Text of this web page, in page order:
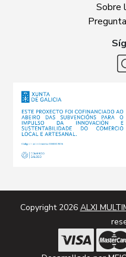
Sobre
Copyright 2026 ALXI